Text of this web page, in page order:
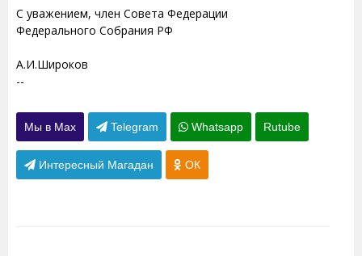
С уважением, член Совета Федерации
Федерального Собрания РФ
А.И.Широков
--
Мы в Max Telegram Whatsapp Rutube
Интересный Магадан ОК